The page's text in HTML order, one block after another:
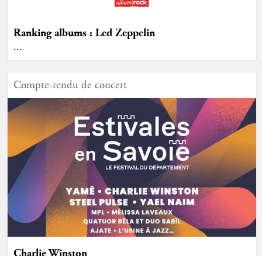
Ranking albums : Led Zeppelin
...
Compte-rendu de concert